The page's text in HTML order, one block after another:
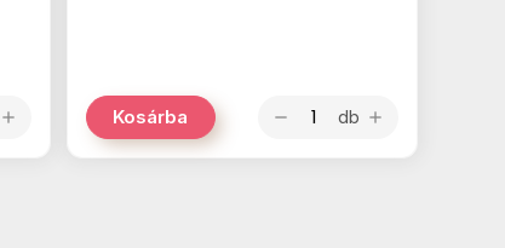
add Kosárba remove db add